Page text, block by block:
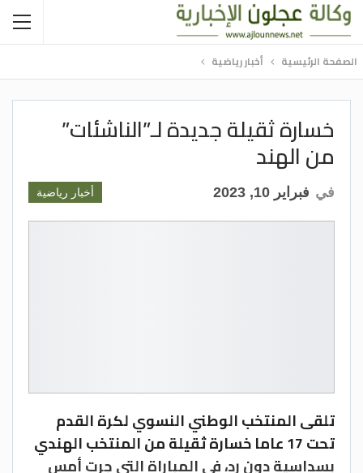
الصفحة الرئيسية أخبار رياضية
خسارة ثقيلة جديدة لـ”الناشئات”
من الهند
أخبار رياضية في فبراير 10, 2023
تلقى المنتخب الوطني النسوي لكرة القدم
تحت 17 عاما خسارة ثقيلة من المنتخب الهندي
بسداسية دون رد، في المباراة التي جرت أمس